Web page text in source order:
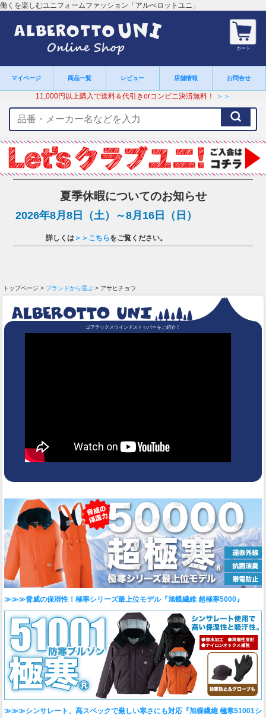
働くを楽しむユニフォームファッション「アルべロットユニ」
カート
マイページ 商品一覧 レビュー 店舗情報 お問合せ
11,000円以上購入で送料＆代引きorコンビニ決済無料！ ＞＞
ー
ワ
ー
ド
夏季休暇についてのお知らせ
2026年8月8日（土）～8月16日（日）
詳しくは ＞＞こちらをご覧ください。
トップページ > ブランドから選ぶ > アサヒチョウ
ゴアテックスウインドストッパーをご紹介！
≫≫≫脅威の保湿性！極寒シリーズ最上位モデル『旭蝶繊維 超極寒5000』
≫≫≫シンサレート、高スペックで厳しい寒さにも対応『旭蝶繊維 極寒51001シ